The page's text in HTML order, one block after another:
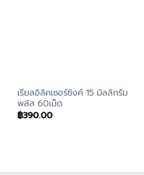
เรียลอิลิคเซอร์ซิงค์ 15 มิลลิกรัม
พลัส 60เม็ด
฿390.00